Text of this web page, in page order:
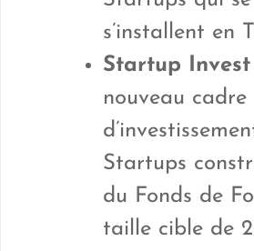
s’installent en
Startup Invest
nouveau cadre
Startups
du Fonds de
taille cible de